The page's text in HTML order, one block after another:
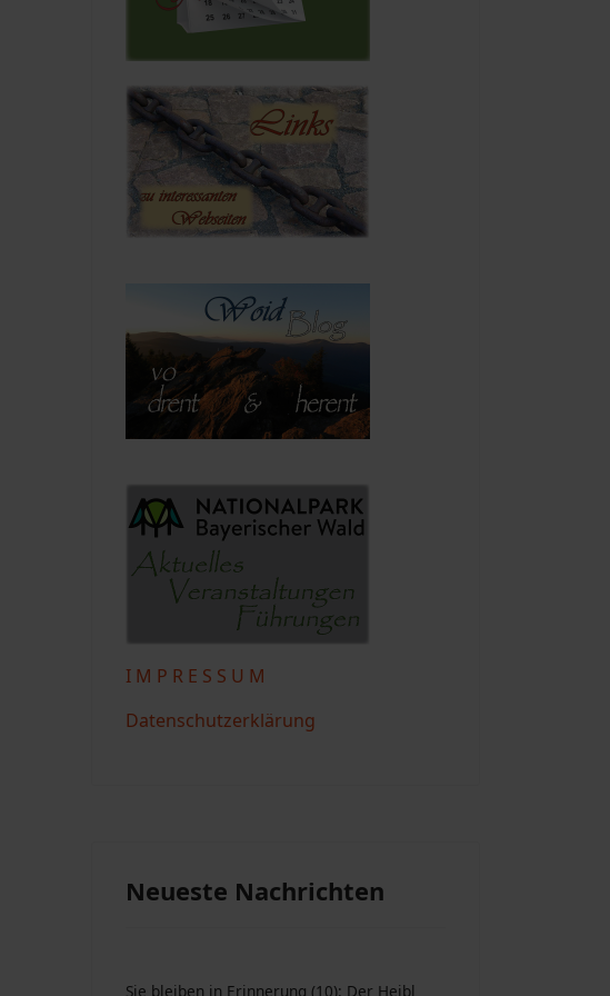
I M P R E S S U M
Datenschutzerklärung
Neueste Nachrichten
Sie bleiben in Erinnerung (10): Der Heibl